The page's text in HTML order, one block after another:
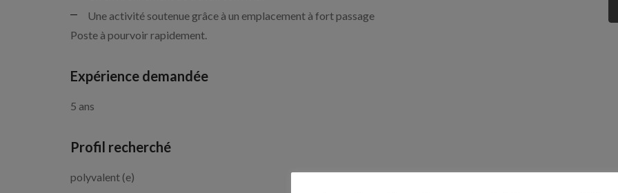
Une activité soutenue grâce à un emplacement à fort passage
Poste à pourvoir rapidement.
Expérience demandée
5 ans
Profil recherché
polyvalent (e)